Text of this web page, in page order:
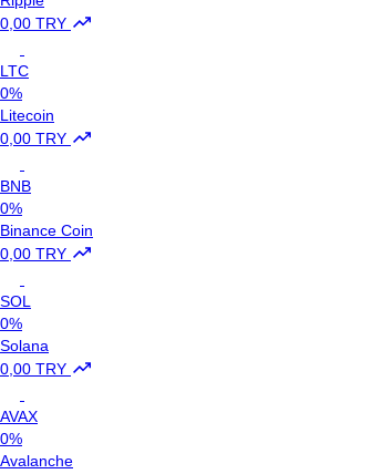
0,00 TRY
LTC
0%
Litecoin
0,00 TRY
BNB
0%
Binance Coin
0,00 TRY
SOL
0%
Solana
0,00 TRY
AVAX
0%
Avalanche